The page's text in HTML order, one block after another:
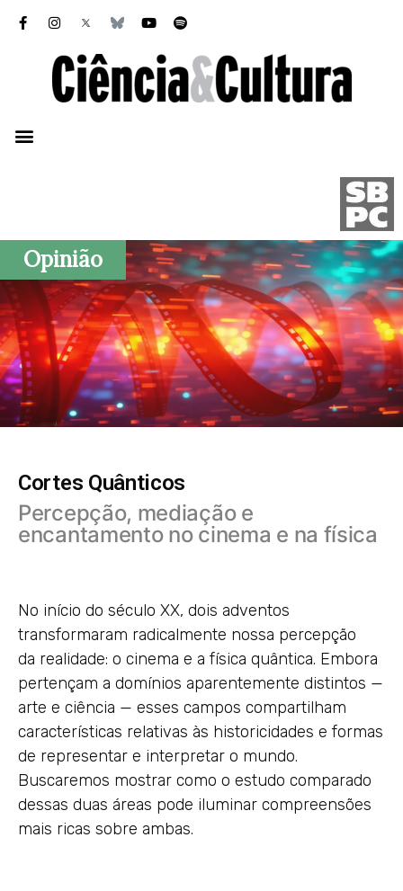
Opinião
Cortes Quânticos
Percepção, mediação e
encantamento no cinema e na física
No início do século XX, dois adventos
transformaram radicalmente nossa percepção
da realidade: o cinema e a física quântica. Embora
pertençam a domínios aparentemente distintos —
arte e ciência — esses campos compartilham
características relativas às historicidades e formas
de representar e interpretar o mundo.
Buscaremos mostrar como o estudo comparado
dessas duas áreas pode iluminar compreensões
mais ricas sobre ambas.